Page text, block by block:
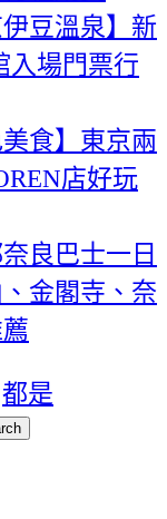
豆溫泉】新
入場門票行
食】東京兩
店好玩
良巴士一日
金閣寺、奈
都是